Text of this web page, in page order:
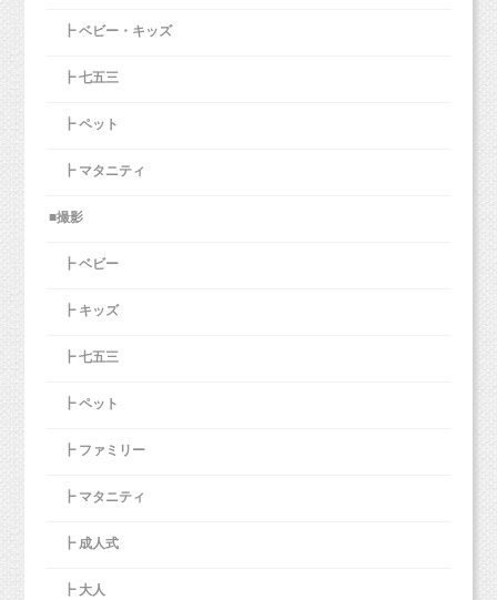
┣ ベビー・キッズ
┣ 七五三
┣ ペット
┣ マタニティ
■撮影
┣ ベビー
┣ キッズ
┣ 七五三
┣ ペット
┣ ファミリー
┣ マタニティ
┣ 成人式
┣ 大人